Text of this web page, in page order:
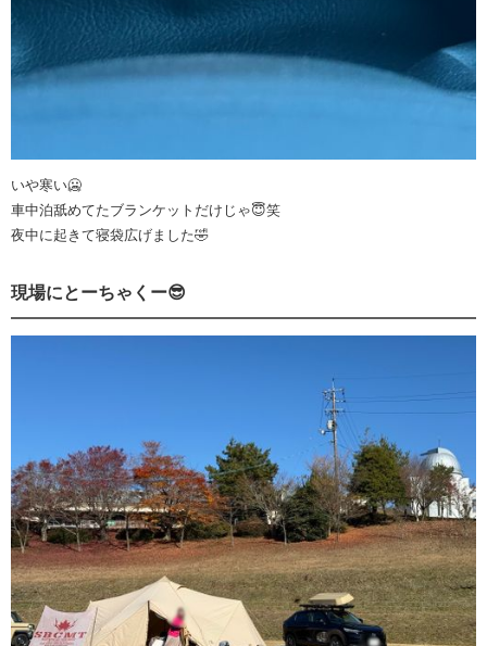
いや寒い🥶
車中泊舐めてたブランケットだけじゃ😇笑
夜中に起きて寝袋広げました🤣
現場にとーちゃくー😎